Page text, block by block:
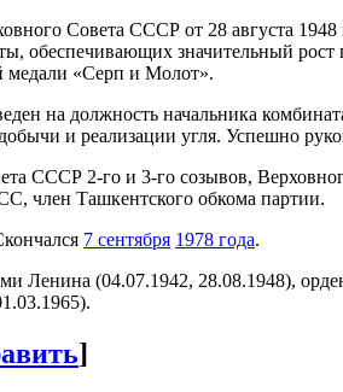
Совета СССР от 28 августа
обеспечивающих значительный
медали «Серп и Молот».
на должность начальника
и реализации угля. Успешно
СССР 2-го и 3-го созывов,
член Ташкентского обкома партии.
7 сентября 1978 года.
Ленина (04.07.1942, 28.08.1948),
]